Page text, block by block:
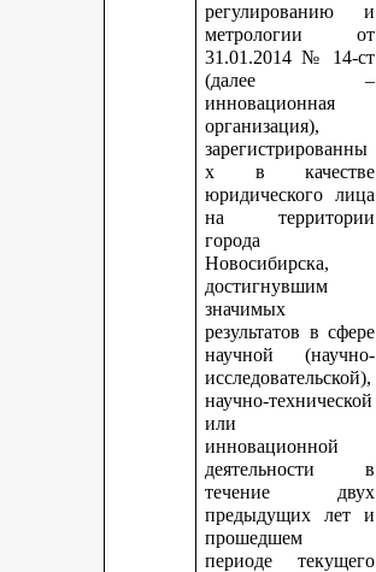
регулированию и
метрологии от
31.01.2014 № 14-ст
(далее –
инновационная
организация),
зарегистрированны
х в качестве
юридического лица
на территории
города
Новосибирска,
достигнувшим
значимых
результатов в сфере
научной (научно-
исследовательской),
научно-технической
или
инновационной
деятельности в
течение двух
предыдущих лет и
прошедшем
периоде текущего